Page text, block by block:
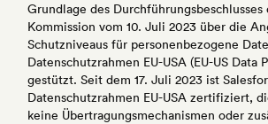
Grundlage des Durchführungsbeschlusses
Kommission vom 10. Juli 2023 über die
Schutzniveaus für personenbezogene
Datenschutzrahmen EU-USA (EU-US Data
gestützt. Seit dem 17. Juli 2023 ist
Datenschutzrahmen EU-USA zertifiziert,
keine Übertragungsmechanismen oder